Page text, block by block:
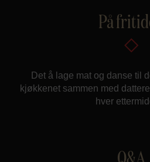
På
Det å lage mat og danse til
kjøkkenet sammen med
hver